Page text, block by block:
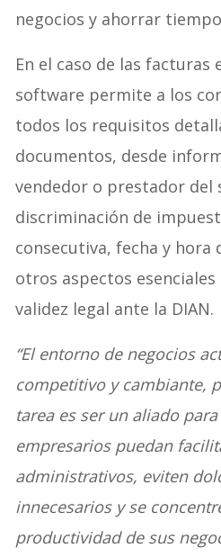
negocios y ahorrar
En el caso de las facturas
software permite a los
todos los requisitos
documentos, desde
vendedor o prestador del
discriminación de
consecutiva, fecha y hora
otros aspectos
validez legal ante la DIAN.
“El entorno de negocios
competitivo y cambiante,
tarea es ser un aliado
empresarios puedan
administrativos, eviten
innecesarios y se
productividad de sus